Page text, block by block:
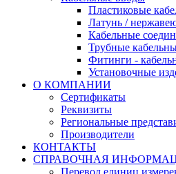
Пластиковые
Латунь /
Кабельные
Трубные
Фитинги -
Установочные
О КОМПАНИИ
Сертификаты
Реквизиты
Региональные
Производители
КОНТАКТЫ
СПРАВОЧНАЯ
Перевод единиц